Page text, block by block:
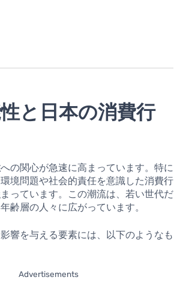
と日本の消費行
への関心が急速に高まっています。特に
境問題や社会的責任を意識した消費行
っています。この潮流は、若い世代だ
齢層の人々に広がっています。
響を与える要素には、以下のようなも
Advertisements